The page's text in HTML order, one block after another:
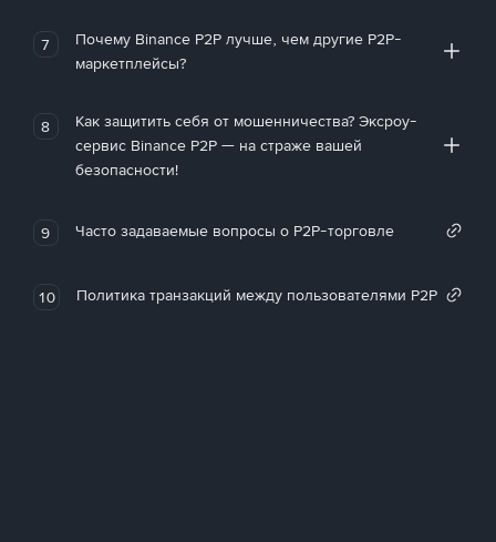
7
Почему Binance P2P лучше, чем другие P2P-
маркетплейсы?
8
Как защитить себя от мошенничества? Эксроу-
сервис Binance P2P — на страже вашей
безопасности!
9 Часто задаваемые вопросы о P2P-торговле
10 Политика транзакций между пользователями P2P